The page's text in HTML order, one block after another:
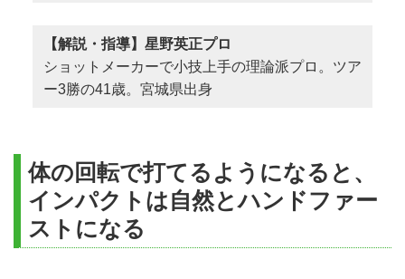
【解説・指導】星野英正プロ
ショットメーカーで小技上手の理論派プロ。ツア
ー3勝の41歳。宮城県出身
体の回転で打てるようになると、
インパクトは自然とハンドファー
ストになる